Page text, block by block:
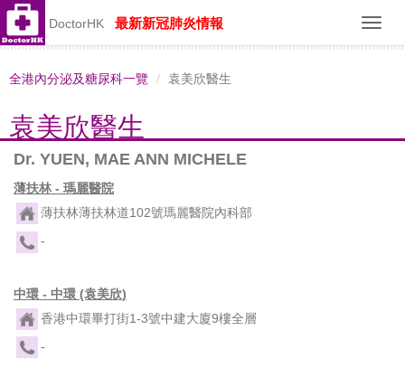
DoctorHK 最新新冠肺炎情報
全港內分泌及糖尿科一覽 袁美欣醫生
袁美欣醫生
Dr. YUEN, MAE ANN MICHELE
薄扶林 - 瑪麗醫院
薄扶林薄扶林道102號瑪麗醫院內科部
-
中環 - 中環 (袁美欣)
香港中環畢打街1-3號中建大廈9樓全層
-